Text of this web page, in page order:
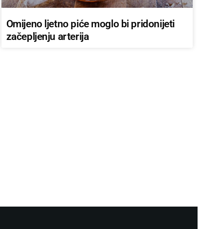
Omijeno ljetno piće moglo bi pridonijeti
začepljenju arterija
Ne propustite veliki koncert Marije